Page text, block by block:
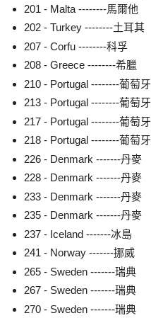
201 - Malta --------馬爾他
202 - Turkey --------土耳其
207 - Corfu --------科孚
208 - Greece --------希臘
210 - Portugal --------葡萄牙
213 - Portugal --------葡萄牙
217 - Portugal --------葡萄牙
218 - Portugal --------葡萄牙
226 - Denmark -------丹麥
228 - Denmark -------丹麥
233 - Denmark -------丹麥
235 - Denmark -------丹麥
237 - Iceland -------冰島
241 - Norway -------挪威
265 - Sweden -------瑞典
267 - Sweden -------瑞典
270 - Sweden -------瑞典